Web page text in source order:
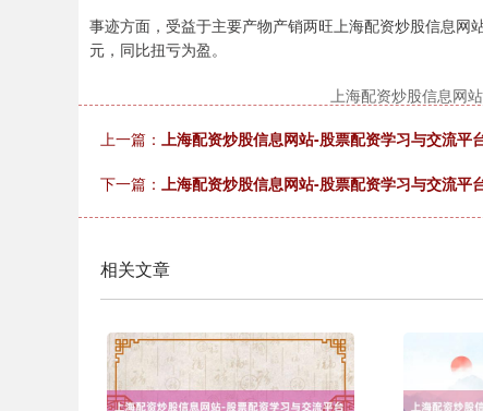
事迹方面，受益于主要产物产销两旺上海配资炒股信息
元，同比扭亏为盈。
上海配资炒股信息网
上一篇： 上海配资炒股信息网站-股票配资学习与交流
下一篇： 上海配资炒股信息网站-股票配资学习与交流平
相关文章